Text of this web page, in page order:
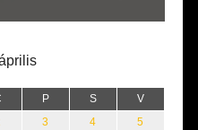
P S V
3 4
5